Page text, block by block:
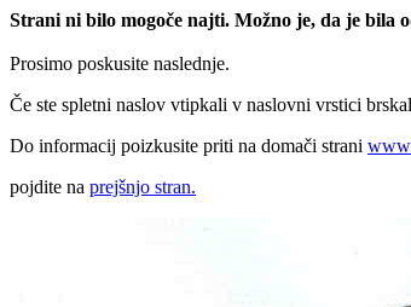
Strani ni bilo mogoče najti. Možno je, da je bila
Prosimo poskusite naslednje.
Če ste spletni naslov vtipkali v naslovni vrstici
Do informacij poizkusite priti na domači strani
pojdite na prejšnjo stran.